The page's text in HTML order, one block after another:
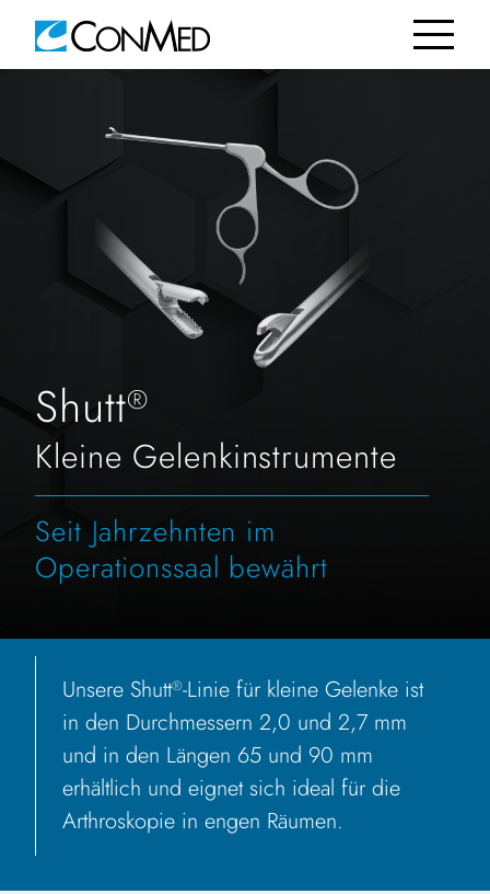
Shutt®
Kleine Gelenkinstrumente
Seit Jahrzehnten im
Operationssaal bewährt
Unsere Shutt®-Linie für kleine Gelenke ist
in den Durchmessern 2,0 und 2,7 mm
und in den Längen 65 und 90 mm
erhältlich und eignet sich ideal für die
Arthroskopie in engen Räumen.